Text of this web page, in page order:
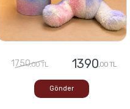
1750,00 TL 1390,00 TL
Gönder